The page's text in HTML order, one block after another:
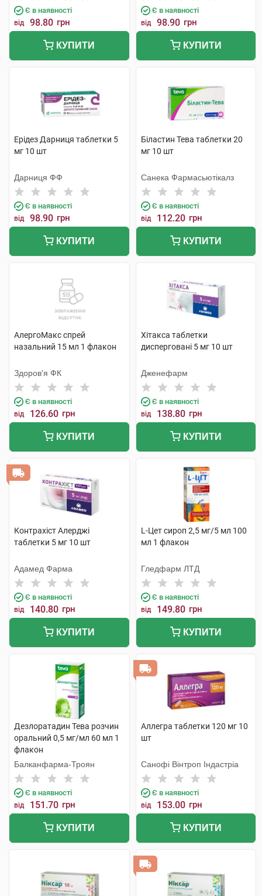
Є в наявності
від 98.80 грн
КУПИТИ
Є в наявності
від 98.90 грн
КУПИТИ
Ерідез Дарниця таблетки 5
мг 10 шт
Дарниця ФФ
Є в наявності
від 98.90 грн
КУПИТИ
Біластин Тева таблетки 20
мг 10 шт
Санека Фармасьютікалз
Є в наявності
від 112.20 грн
КУПИТИ
АлергоМакс спрей
назальний 15 мл 1 флакон
Здоров'я ФК
Є в наявності
від 126.60 грн
КУПИТИ
Хітакса таблетки
дисперговані 5 мг 10 шт
Дженефарм
Є в наявності
від 138.80 грн
КУПИТИ
Контрахіст Алерджі
таблетки 5 мг 10 шт
Адамед Фарма
Є в наявності
від 140.80 грн
КУПИТИ
L-Цет сироп 2,5 мг/5 мл 100
мл 1 флакон
Гледфарм ЛТД
Є в наявності
від 149.80 грн
КУПИТИ
Дезлоратадин Тева розчин
оральний 0,5 мг/мл 60 мл 1
флакон
Балканфарма-Троян
Є в наявності
від 151.70 грн
КУПИТИ
Аллегра таблетки 120 мг 10
шт
Санофі Вінтроп Індастріа
Є в наявності
від 153.00 грн
КУПИТИ